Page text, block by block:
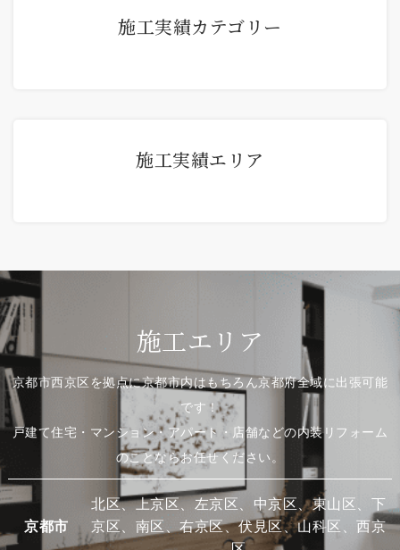
施工実績カテゴリー
施工実績エリア
施工エリア
京都市西京区を拠点に京都市内はもちろん京都府全域に出張可能
です！
戸建て住宅・マンション・アパート・店舗などの内装リフォーム
のことならお任せください。
京都市
北区、上京区、左京区、中京区、東山区、下
京区、南区、右京区、伏見区、山科区、西京